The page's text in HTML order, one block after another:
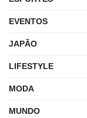
EVENTOS
JAPÃO
LIFESTYLE
MODA
MUNDO